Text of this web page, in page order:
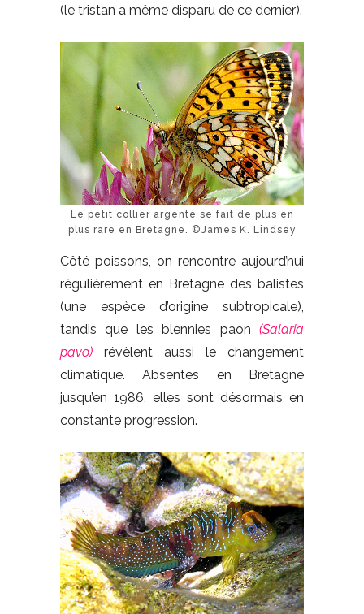
(le tristan a même disparu de ce dernier).
Le petit collier argenté se fait de plus en
plus rare en Bretagne. ©James K. Lindsey
Côté poissons, on rencontre aujourd’hui
régulièrement en Bretagne des balistes
(une espèce d’origine subtropicale),
tandis que les blennies paon (Salaria
pavo) révèlent aussi le changement
climatique. Absentes en Bretagne
jusqu’en 1986, elles sont désormais en
constante progression.